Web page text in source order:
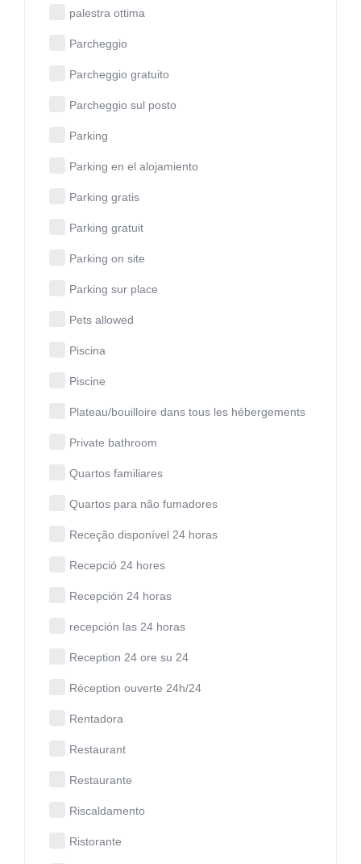
palestra ottima
Parcheggio
Parcheggio gratuito
Parcheggio sul posto
Parking
Parking en el alojamiento
Parking gratis
Parking gratuit
Parking on site
Parking sur place
Pets allowed
Piscina
Piscine
Plateau/bouilloire dans tous les hébergements
Private bathroom
Quartos familiares
Quartos para não fumadores
Receção disponível 24 horas
Recepció 24 hores
Recepción 24 horas
recepción las 24 horas
Reception 24 ore su 24
Réception ouverte 24h/24
Rentadora
Restaurant
Restaurante
Riscaldamento
Ristorante